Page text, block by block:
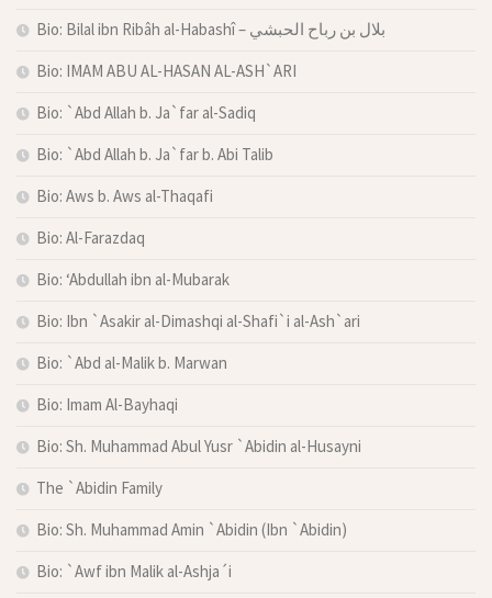
Bio: Bilal ibn Ribâh al-Habashî – بلال بن رباح الحبشي
Bio: IMAM ABU AL-HASAN AL-ASH`ARI
Bio: `Abd Allah b. Ja`far al-Sadiq
Bio: `Abd Allah b. Ja`far b. Abi Talib
Bio: Aws b. Aws al-Thaqafi
Bio: Al-Farazdaq
Bio: ‘Abdullah ibn al-Mubarak
Bio: Ibn `Asakir al-Dimashqi al-Shafi`i al-Ash`ari
Bio: `Abd al-Malik b. Marwan
Bio: Imam Al-Bayhaqi
Bio: Sh. Muhammad Abul Yusr `Abidin al-Husayni
The `Abidin Family
Bio: Sh. Muhammad Amin `Abidin (Ibn `Abidin)
Bio: `Awf ibn Malik al-Ashja´i